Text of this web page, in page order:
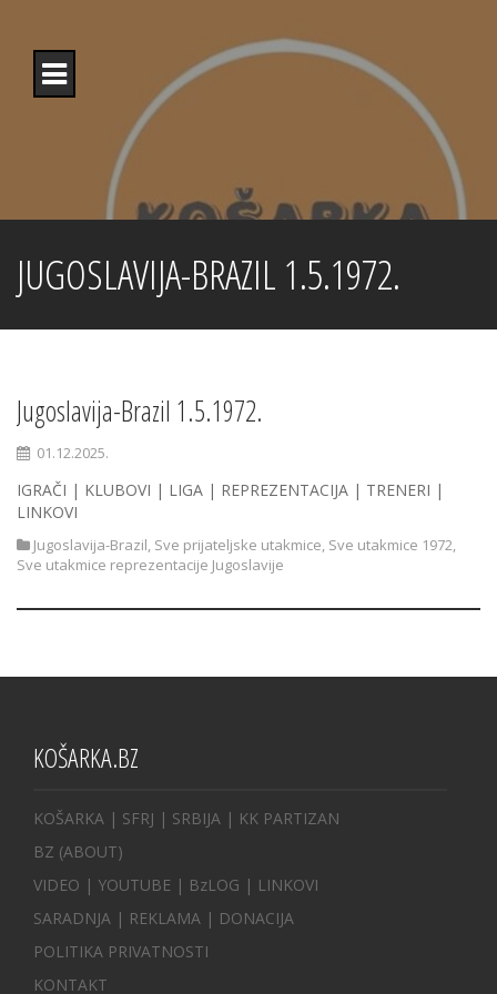
content
JUGOSLAVIJA-BRAZIL 1.5.1972.
Jugoslavija-Brazil 1.5.1972.
01.12.2025.
IGRAČI | KLUBOVI | LIGA | REPREZENTACIJA | TRENERI |
LINKOVI
Jugoslavija-Brazil, Sve prijateljske utakmice, Sve utakmice 1972,
Sve utakmice reprezentacije Jugoslavije
KOŠARKA.BZ
KOŠARKA | SFRJ | SRBIJA | KK PARTIZAN
BZ (ABOUT)
VIDEO | YOUTUBE | BzLOG | LINKOVI
SARADNJA | REKLAMA | DONACIJA
POLITIKA PRIVATNOSTI
KONTAKT